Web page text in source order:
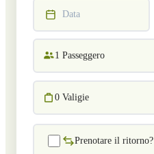
Data
1 Passeggero
0 Valigie
Prenotare il ritorno?